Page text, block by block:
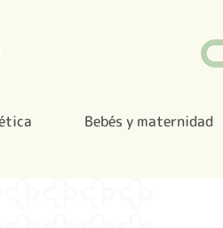
Bebés y maternidad